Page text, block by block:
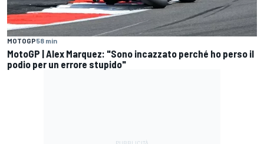
MOTOGP58 min
MotoGP | Alex Marquez: "Sono incazzato perché ho perso il
podio per un errore stupido"